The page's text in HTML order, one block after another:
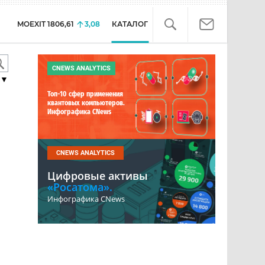
MOEXIT 1806,61 3,08 КАТАЛОГ
CNEWS ANALYTICS
Топ-10 сфер применения
квантовых компьютеров.
Инфографика CNews
CNEWS ANALYTICS
Цифровые активы
«Росатома».
Инфографика CNews